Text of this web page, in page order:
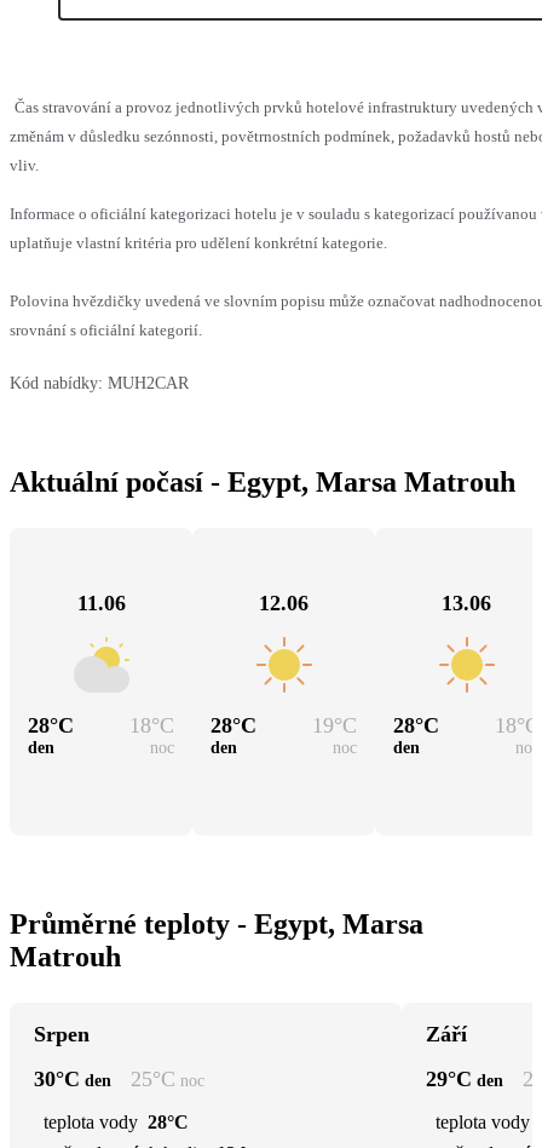
Čas stravování a provoz jednotlivých prvků hotelové infrastruktury uvedených
změnám v důsledku sezónnosti, povětrnostních podmínek, požadavků hostů
vliv.
Informace o oficiální kategorizaci hotelu je v souladu s kategorizací používanou
uplatňuje vlastní kritéria pro udělení konkrétní kategorie.
Polovina hvězdičky uvedená ve slovním popisu může označovat
srovnání s oficiální kategorií.
Kód nabídky: MUH2CAR
Aktuální počasí - Egypt, Marsa Matrouh
11.06
28°C 18°C
den noc
12.06
28°C 19°C
den noc
13.06
28°C 18°C
den noc
Průměrné teploty - Egypt, Marsa
Matrouh
Srpen
30°C den 25°C noc
teplota vody 28°C
Září
29°C den
teplota vody